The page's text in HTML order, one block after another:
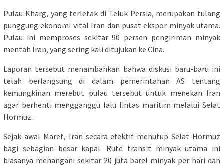
Pulau Kharg, yang terletak di Teluk Persia, merupakan tulang
punggung ekonomi vital Iran dan pusat ekspor minyak utama.
Pulau ini memproses sekitar 90 persen pengiriman minyak
mentah Iran, yang sering kali ditujukan ke Cina.
Laporan tersebut menambahkan bahwa diskusi baru-baru ini
telah berlangsung di dalam pemerintahan AS tentang
kemungkinan merebut pulau tersebut untuk menekan Iran
agar berhenti mengganggu lalu lintas maritim melalui Selat
Hormuz.
Sejak awal Maret, Iran secara efektif menutup Selat Hormuz
bagi sebagian besar kapal. Rute transit minyak utama ini
biasanya menangani sekitar 20 juta barel minyak per hari dan